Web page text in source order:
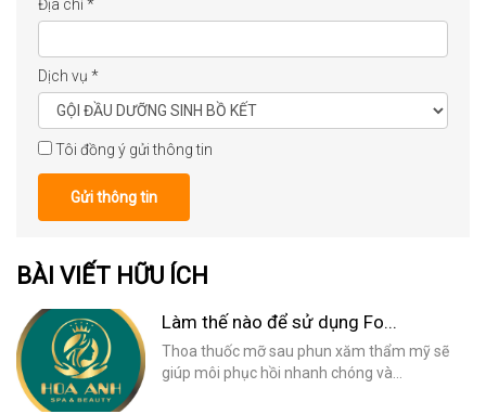
Địa chỉ*
Dịch vụ *
Tôi đồng ý gửi thông tin
Gửi thông tin
BÀI VIẾT HỮU ÍCH
Làm thế nào để sử dụng Fo...
Thoa thuốc mỡ sau phun xăm thẩm mỹ sẽ
giúp môi phục hồi nhanh chóng và...